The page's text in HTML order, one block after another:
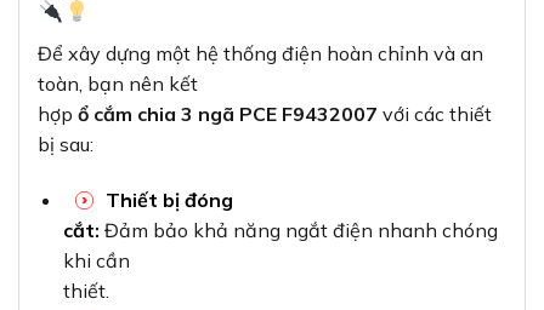
Để xây dựng một hệ thống điện hoàn chỉnh và an
toàn, bạn nên kết
hợp ổ cắm chia 3 ngã PCE F9432007 với các thiết
bị sau:
Thiết bị đóng
cắt: Đảm bảo khả năng ngắt điện nhanh chóng
khi cần
thiết.